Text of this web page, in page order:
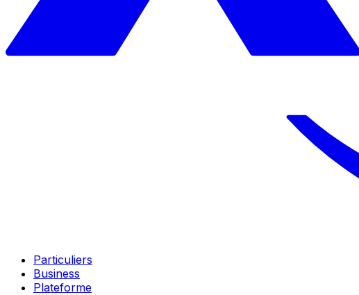
Particuliers
Business
Plateforme